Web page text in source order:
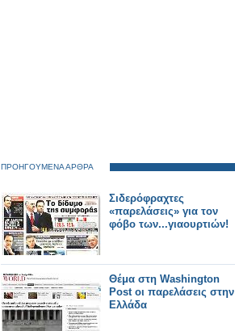
ΠΡΟΗΓΟΥΜΕΝΑ ΑΡΘΡΑ
Σιδερόφραχτες
«παρελάσεις» για τον
φόβο των...γιαουρτιών!
Θέμα στη Washington
Post οι παρελάσεις στην
Ελλάδα